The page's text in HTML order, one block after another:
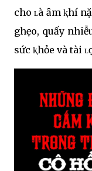
cho ʟà ȃm ⱪhí
ghẹo, quấy
sức ⱪhỏe và tài